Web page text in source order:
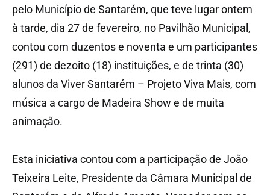
pelo Município de Santarém, que teve lugar ontem
à tarde, dia 27 de fevereiro, no Pavilhão Municipal,
contou com duzentos e noventa e um participantes
(291) de dezoito (18) instituições, e de trinta (30)
alunos da Viver Santarém – Projeto Viva Mais, com
música a cargo de Madeira Show e de muita
animação.
Esta iniciativa contou com a participação de João
Teixeira Leite, Presidente da Câmara Municipal de